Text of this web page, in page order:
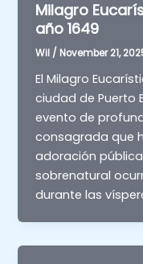
Milagro
año 1649
Wil / November 21,
El Milagro
ciudad de Puerto
evento de
consagrada que
adoración
sobrenatural
durante las